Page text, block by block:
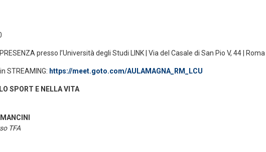
presso l’Università degli Studi LINK | Via del Casale di San Pio V, 44 | Roma |
STREAMING: https://meet.goto.com/AULAMAGNA_RM_LCU
SPORT E NELLA VITA
TFA